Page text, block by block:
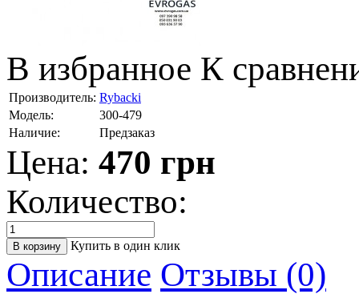
В избранное К
Производитель: Rybacki
Модель:
300-479
Наличие:
Предзаказ
Цена: 470 грн
Количество:
Купить в один клик
Описание Отзывы (0)